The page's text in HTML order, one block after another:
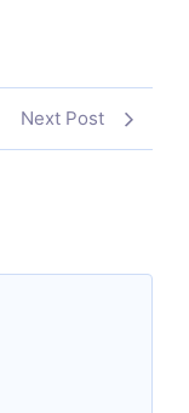
Next Post